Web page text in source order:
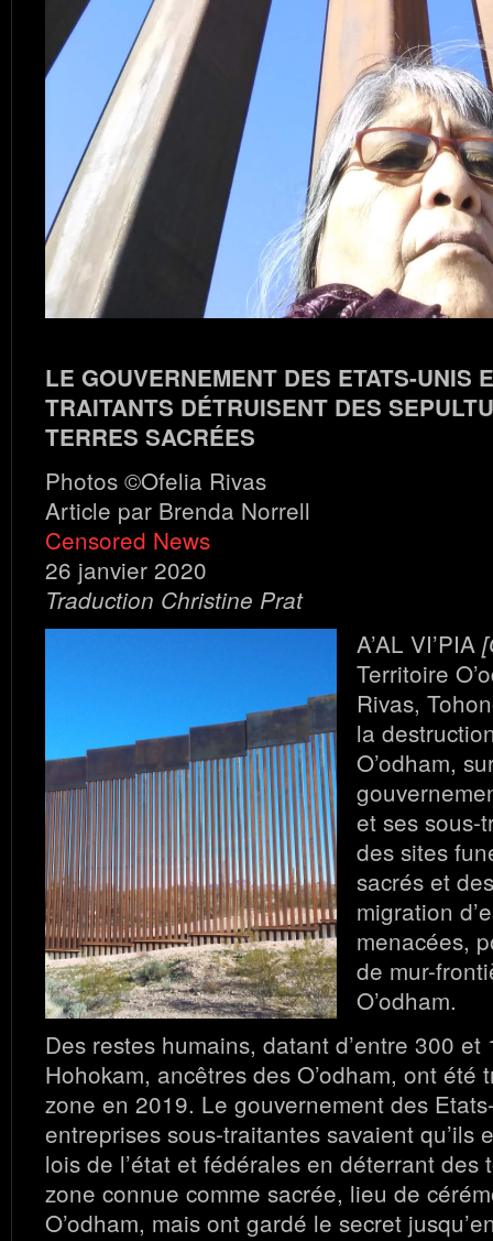
LE GOUVERNEMENT DES ETATS-UNIS
TRAITANTS DÉTRUISENT DES
TERRES SACRÉES
Photos ©Ofelia Rivas
Article par Brenda Norrell
Censored News
26 janvier 2020
Traduction Christine Prat
A’AL VI’PIA
Territoire
Rivas,
la
O’odham,
et ses sous-
des sites
sacrés et
migration
menacées,
de mur-
O’odham.
Des restes humains, datant d’entre 300
Hohokam, ancêtres des O’odham, ont été
zone en 2019. Le gouvernement des
entreprises sous-traitantes savaient qu’ils
lois de l’état et fédérales en déterrant des
zone connue comme sacrée, lieu de
O’odham, mais ont gardé le secret